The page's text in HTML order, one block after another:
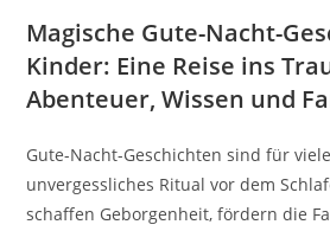
Magische Gute-Nacht-
Kinder: Eine Reise ins
Abenteuer, Wissen und
Gute-Nacht-Geschichten sind für
unvergessliches Ritual vor dem
schaffen Geborgenheit, fördern die